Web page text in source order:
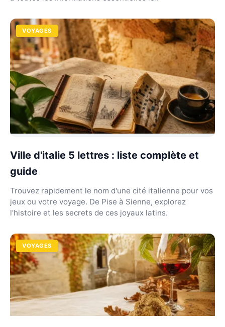
VOYAGES
Ville d'italie 5 lettres : liste complète et
guide
Trouvez rapidement le nom d'une cité italienne pour vos
jeux ou votre voyage. De Pise à Sienne, explorez
l'histoire et les secrets de ces joyaux latins.
VOYAGES